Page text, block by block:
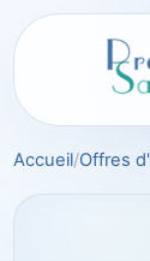
Aller
au
Accueil Offres